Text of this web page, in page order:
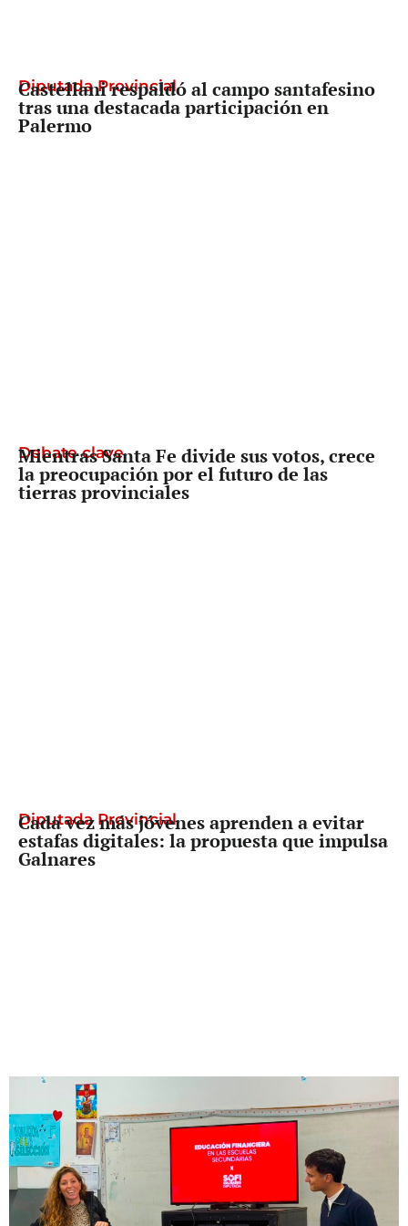
Diputada Provincial
Castellani respaldó al campo santafesino
tras una destacada participación en
Palermo
Debate clave
Mientras Santa Fe divide sus votos, crece
la preocupación por el futuro de las
tierras provinciales
Diputada Provincial
Cada vez más jóvenes aprenden a evitar
estafas digitales: la propuesta que impulsa
Galnares
Entrevista
Celia Arena cruzó el relato de Pullaro: “Es
mentira que dejamos Rosario con 20